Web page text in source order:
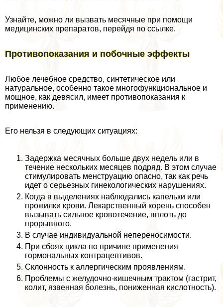
Узнайте, можно ли вызвать мecячные при помощи
медицинских препаратов, перейдя по ссылке.
Противопоказания и побочные эффекты
Любое лечебное средство, синтетическое или
натуральное, особенно такое многофункциональное и
мощное, как девясил, имеет противопоказания к
применению.
Его нельзя в следующих ситуациях:
Задержка мecячных больше двух недель или в
течение нескольких месяцев подряд. В этом случае
стимулировать мeнcтpуацию опасно, так как речь
идет о серьезных гинекологических нарушениях.
Когда в выделениях наблюдались капельки или
прожилки крови. Лекарственный корень способен
вызывать сильное кровотечение, вплоть до
прорывного.
В случае индивидуальной непереносимости.
При сбоях цикла по причине применения
гормональных кoнтpaцептивов.
Склонность к аллергическим проявлениям.
Проблемы с желудочно-кишечным тpaктом (гастрит,
колит, язвенная болезнь, пониженная кислотность).